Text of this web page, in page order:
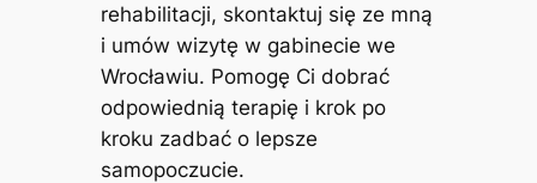
rehabilitacji, skontaktuj się ze mną
i umów wizytę w gabinecie we
Wrocławiu. Pomogę Ci dobrać
odpowiednią terapię i krok po
kroku zadbać o lepsze
samopoczucie.